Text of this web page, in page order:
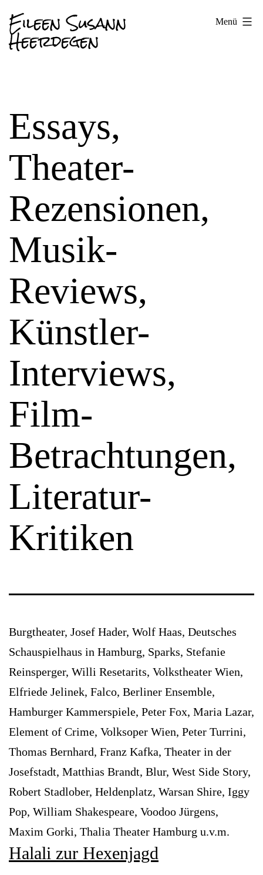
Inhalt
springen
Eileen Susann
Heerdegen
Menü
Essays,
Theater-
Rezensionen,
Musik-
Reviews,
Künstler-
Interviews,
Film-
Betrachtungen,
Literatur-
Kritiken
Burgtheater, Josef Hader, Wolf Haas, Deutsches
Schauspielhaus in Hamburg, Sparks, Stefanie
Reinsperger, Willi Resetarits, Volkstheater Wien,
Elfriede Jelinek, Falco, Berliner Ensemble,
Hamburger Kammerspiele, Peter Fox, Maria Lazar,
Element of Crime, Volksoper Wien, Peter Turrini,
Thomas Bernhard, Franz Kafka, Theater in der
Josefstadt, Matthias Brandt, Blur, West Side Story,
Robert Stadlober, Heldenplatz, Warsan Shire, Iggy
Pop, William Shakespeare, Voodoo Jürgens,
Maxim Gorki, Thalia Theater Hamburg u.v.m.
Halali zur Hexenjagd